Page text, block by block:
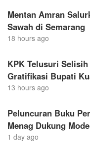
Mentan Amran
Sawah di Semarang
18 hours ago
KPK Telusuri
Gratifikasi Bupati
13 hours ago
Peluncuran Buku
Menag Dukung
1 day ago